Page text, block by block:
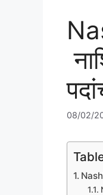
08/02/